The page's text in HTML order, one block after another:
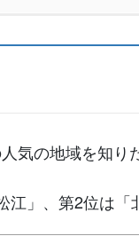
気の地域を知り
江」、第2位は「